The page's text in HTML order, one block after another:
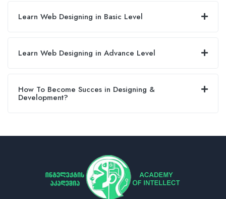
Learn Web Designing in Basic Level
Learn Web Designing in Advance Level
How To Become Succes in Designing &
Development?